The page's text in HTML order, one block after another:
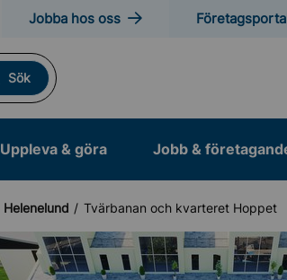
Jobba hos oss
Sök
Uppleva & göra Jobb &
Helenelund Tvärbanan och kvarteret Hoppet